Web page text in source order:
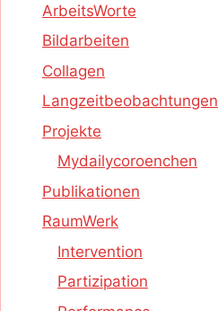
ArbeitsWorte
Bildarbeiten
Collagen
Langzeitbeobachtungen
Projekte
Mydailycoroenchen
Publikationen
RaumWerk
Intervention
Partizipation